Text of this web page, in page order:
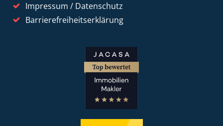
Impressum / Datenschutz
Barrierefreiheitserklärung